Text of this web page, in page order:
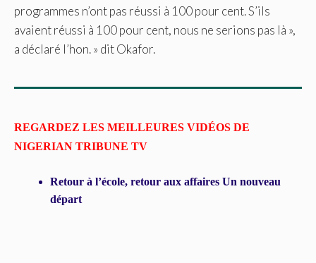
programmes n’ont pas réussi à 100 pour cent. S’ils
avaient réussi à 100 pour cent, nous ne serions pas là »,
a déclaré l’hon. » dit Okafor.
REGARDEZ LES MEILLEURES VIDÉOS DE
NIGERIAN TRIBUNE TV
Retour à l’école, retour aux affaires Un nouveau
départ